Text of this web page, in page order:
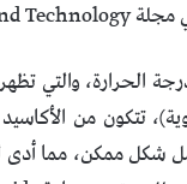
الحرارة، والتي
(- 196 درجة مئوية)،
شكل ممكن، مما أدى